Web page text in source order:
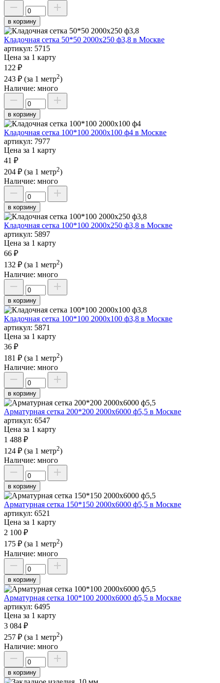
в корзину
Кладочная сетка 50*50 2000х250 ф3,8 в Москве
артикул: 5715
Цена за 1 карту
122 ₽
243 ₽ (за 1 метр2)
Наличие: много
в корзину
Кладочная сетка 100*100 2000х100 ф4 в Москве
артикул: 7977
Цена за 1 карту
41 ₽
204 ₽ (за 1 метр2)
Наличие: много
в корзину
Кладочная сетка 100*100 2000х250 ф3,8 в Москве
артикул: 5897
Цена за 1 карту
66 ₽
132 ₽ (за 1 метр2)
Наличие: много
в корзину
Кладочная сетка 100*100 2000х100 ф3,8 в Москве
артикул: 5871
Цена за 1 карту
36 ₽
181 ₽ (за 1 метр2)
Наличие: много
в корзину
Арматурная сетка 200*200 2000х6000 ф5,5 в Москве
артикул: 6547
Цена за 1 карту
1 488 ₽
124 ₽ (за 1 метр2)
Наличие: много
в корзину
Арматурная сетка 150*150 2000х6000 ф5,5 в Москве
артикул: 6521
Цена за 1 карту
2 100 ₽
175 ₽ (за 1 метр2)
Наличие: много
в корзину
Арматурная сетка 100*100 2000х6000 ф5,5 в Москве
артикул: 6495
Цена за 1 карту
3 084 ₽
257 ₽ (за 1 метр2)
Наличие: много
в корзину